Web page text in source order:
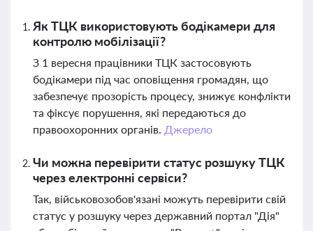
Як ТЦК використовують бодікамери для
контролю мобілізації?
З 1 вересня працівники ТЦК застосовують
бодікамери під час оповіщення громадян, що
забезпечує прозорість процесу, знижує конфлікти
та фіксує порушення, які передаються до
правоохоронних органів. Джерело
Чи можна перевірити статус розшуку ТЦК
через електронні сервіси?
Так, військовозобов'язані можуть перевірити свій
статус у розшуку через державний портал "Дія"